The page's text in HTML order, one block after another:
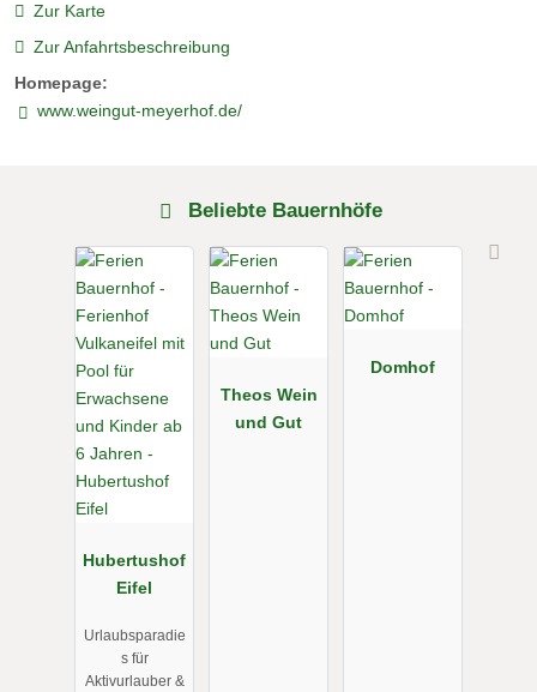
Zur Karte
Zur Anfahrtsbeschreibung
Homepage:
www.weingut-meyerhof.de/
Beliebte Bauernhöfe
Hubertushof
Eifel
Urlaubsparadie
s für
Aktivurlauber &
Theos Wein
und Gut
Domhof